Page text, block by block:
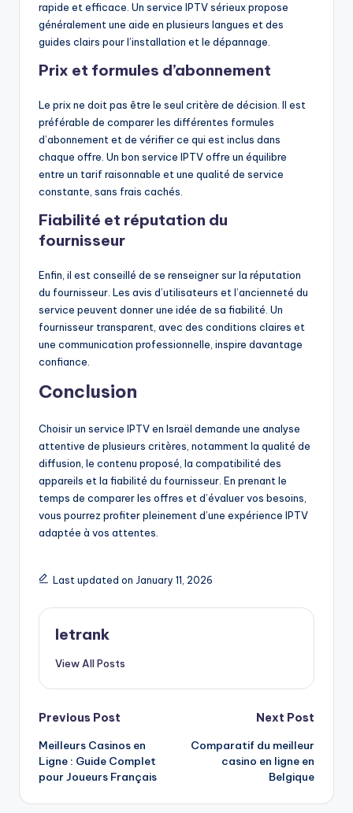
rapide et efficace. Un service IPTV sérieux propose
généralement une aide en plusieurs langues et des
guides clairs pour l’installation et le dépannage.
Prix et formules d’abonnement
Le prix ne doit pas être le seul critère de décision. Il est
préférable de comparer les différentes formules
d’abonnement et de vérifier ce qui est inclus dans
chaque offre. Un bon service IPTV offre un équilibre
entre un tarif raisonnable et une qualité de service
constante, sans frais cachés.
Fiabilité et réputation du
fournisseur
Enfin, il est conseillé de se renseigner sur la réputation
du fournisseur. Les avis d’utilisateurs et l’ancienneté du
service peuvent donner une idée de sa fiabilité. Un
fournisseur transparent, avec des conditions claires et
une communication professionnelle, inspire davantage
confiance.
Conclusion
Choisir un service IPTV en Israël demande une analyse
attentive de plusieurs critères, notamment la qualité de
diffusion, le contenu proposé, la compatibilité des
appareils et la fiabilité du fournisseur. En prenant le
temps de comparer les offres et d’évaluer vos besoins,
vous pourrez profiter pleinement d’une expérience IPTV
adaptée à vos attentes.
Last updated on January 11, 2026
letrank
View All Posts
Post
navigation
Previous Post
Meilleurs Casinos en
Ligne : Guide Complet
pour Joueurs Français
Next Post
Comparatif du meilleur
casino en ligne en
Belgique